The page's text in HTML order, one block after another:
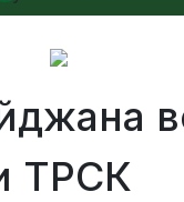
ТРСК